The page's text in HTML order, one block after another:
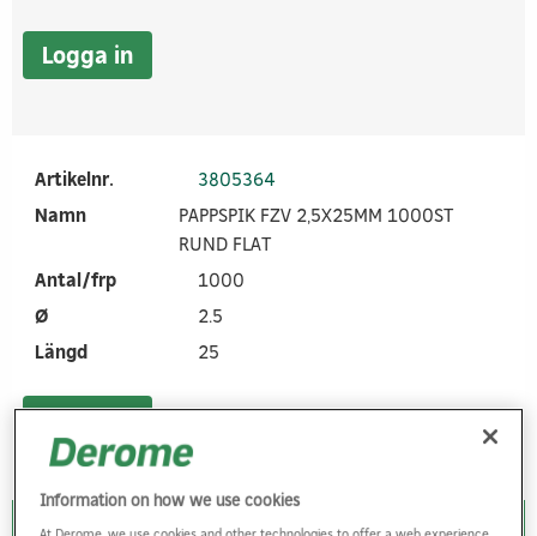
Logga in
Artikelnr.
3805364
Namn
PAPPSPIK FZV 2,5X25MM 1000ST
RUND FLAT
Antal/frp
1000
Ø
2.5
Längd
25
Logga in
Information on how we use cookies